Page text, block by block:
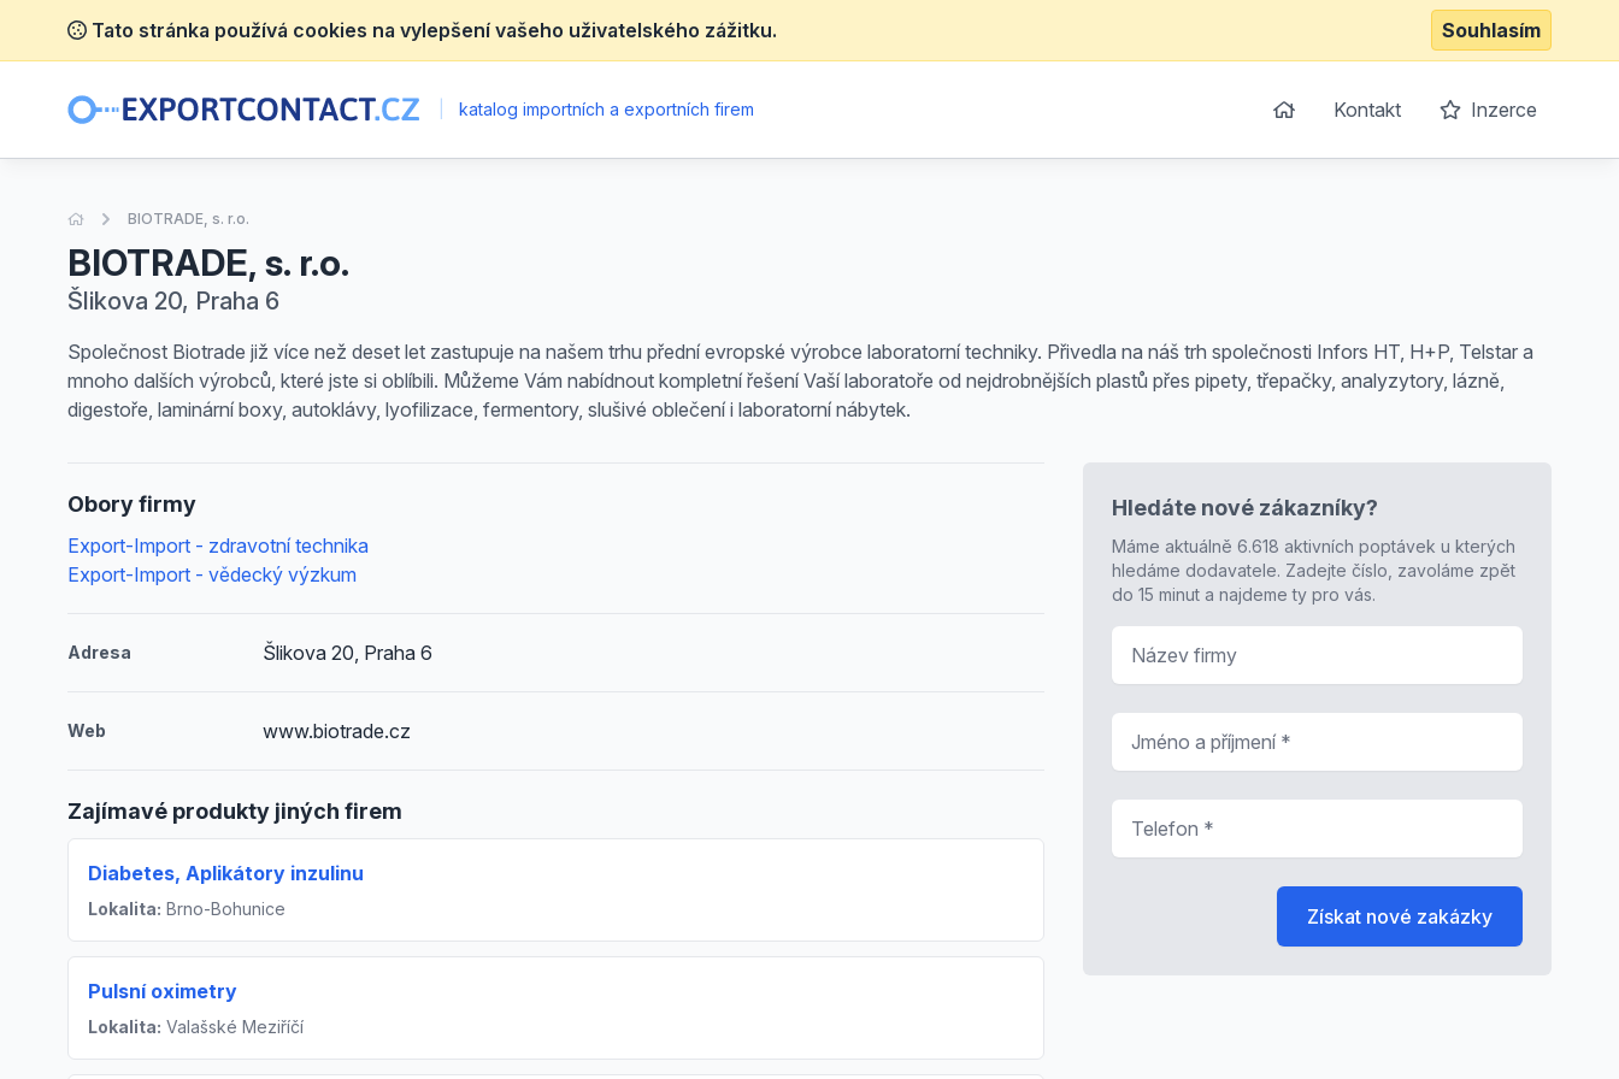
Tato stránka používá cookies na vylepšení vašeho uživatelského zážitku. Souhlasím
katalog importních a exportních firem Kontakt Inzerce
Úvodní stránka
BIOTRADE, s. r.o.
BIOTRADE, s. r.o.
Šlikova 20, Praha 6
Společnost Biotrade již více než deset let zastupuje na našem trhu přední evropské výrobce laboratorní techniky. Přivedla na náš trh společnosti Infors HT, H+P, Telstar a
mnoho dalších výrobců, které jste si oblíbili. Můžeme Vám nabídnout kompletní řešení Vaší laboratoře od nejdrobnějších plastů přes pipety, třepačky, analyzytory, lázně,
digestoře, laminární boxy, autoklávy, lyofilizace, fermentory, slušivé oblečení i laboratorní nábytek.
Obory firmy
Export-Import - zdravotní technika
Export-Import - vědecký výzkum
Adresa Šlikova 20, Praha 6
Web www.biotrade.cz
Zajímavé produkty jiných firem
Diabetes, Aplikátory inzulinu
Lokalita: Brno-Bohunice
Pulsní oximetry
Lokalita: Valašské Meziříčí
Hledáte nové zákazníky?
Máme aktuálně 6.618 aktivních poptávek u kterých
hledáme dodavatele. Zadejte číslo, zavoláme zpět
do 15 minut a najdeme ty pro vás.
Získat nové zakázky